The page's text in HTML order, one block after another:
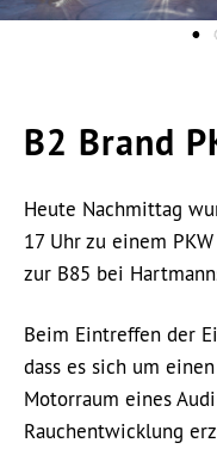
B2 Brand
Heute Nachmittag
17 Uhr zu einem
zur B85 bei
Beim Eintreffen der
dass es sich um
Motorraum eines
Rauchentwicklung